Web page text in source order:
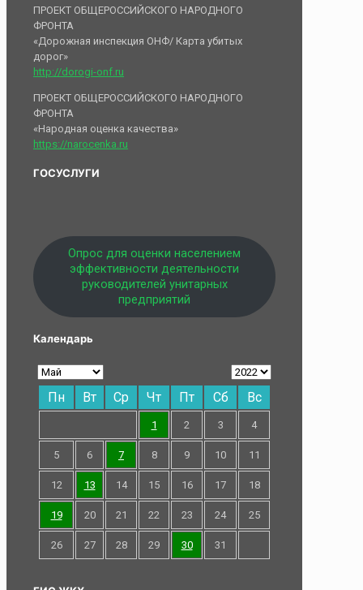
ПРОЕКТ ОБЩЕРОССИЙСКОГО НАРОДНОГО
ФРОНТА
«Дорожная инспекция ОНФ/ Карта убитых
дорог»
http://dorogi-onf.ru
ПРОЕКТ ОБЩЕРОССИЙСКОГО НАРОДНОГО
ФРОНТА
«Народная оценка качества»
https://narocenka.ru
ГОСУСЛУГИ
Опрос для оценки населением
эффективности деятельности
руководителей унитарных
предприятий
Календарь
Пн Вт Ср Чт Пт Сб Вс
1 2 3 4
5 6 7 8 9 10 11
12 13 14 15 16 17 18
19 20 21 22 23 24 25
26 27 28 29 30 31